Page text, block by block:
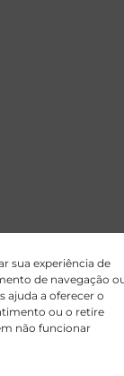
sua experiência de
de navegação
ajuda a oferecer o
ou o retire
não funcionar